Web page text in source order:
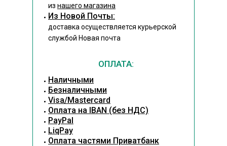
из нашего магазина
Из Новой Почты:
доставка осуществляется курьерской
службой Новая почта
ОПЛАТА:
Наличными
Безналичными
Visa/Mastercard
Оплата на IBAN (без НДС)
PayPal
LiqPay
Оплата частями Приватбанк